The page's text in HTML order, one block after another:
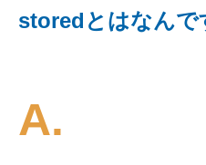
storedとはなんで
A.